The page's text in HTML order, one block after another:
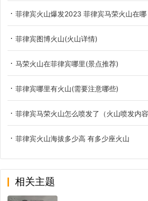
菲律宾火山爆发2023 菲律宾马荣火山在哪
菲律宾图博火山(火山详情)
马荣火山在菲律宾哪里(景点推荐)
菲律宾哪里有火山(需要注意哪些)
菲律宾马荣火山怎么喷发了（火山喷发内容
菲律宾火山海拔多少高 有多少座火山
相关主题